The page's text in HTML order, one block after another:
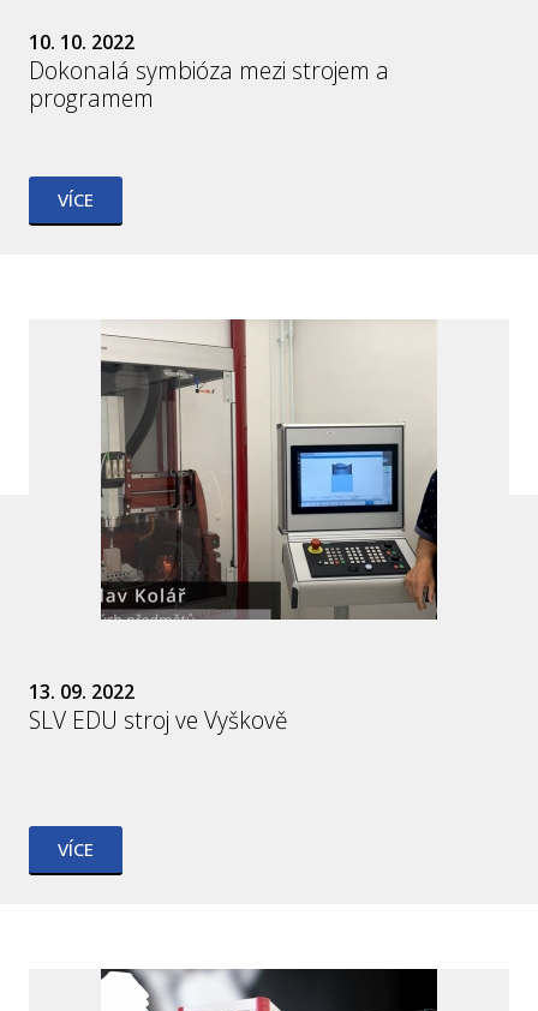
10. 10. 2022
Dokonalá symbióza mezi strojem a
programem
VÍCE
13. 09. 2022
SLV EDU stroj ve Vyškově
VÍCE